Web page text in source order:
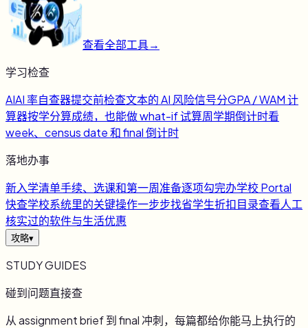
查看全部工具→
学习检查
AIAI 率自查器提交前检查文本的 AI 风险信号分GPA / WAM 计
算器按学分算成绩，也能做 what-if 试算周学期倒计时看
week、census date 和 final 倒计时
落地办事
新入学清单手续、选课和第一周准备逐项勾完办学校 Portal
快查学校系统里的关键操作一步步找省学生折扣目录查看人工
核实过的软件与生活优惠
攻略▾
STUDY GUIDES
碰到问题直接查
从 assignment brief 到 final 冲刺，每篇都给你能马上执行的